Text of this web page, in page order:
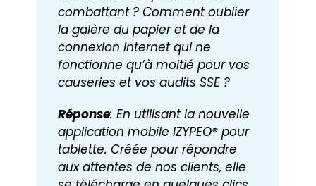
combattant ? Comment oublier
la galère du papier et de la
connexion internet qui ne
fonctionne qu’à moitié pour vos
causeries et vos audits SSE ?
Réponse: En utilisant la nouvelle
application mobile IZYPEO® pour
tablette. Créée pour répondre
aux attentes de nos clients, elle